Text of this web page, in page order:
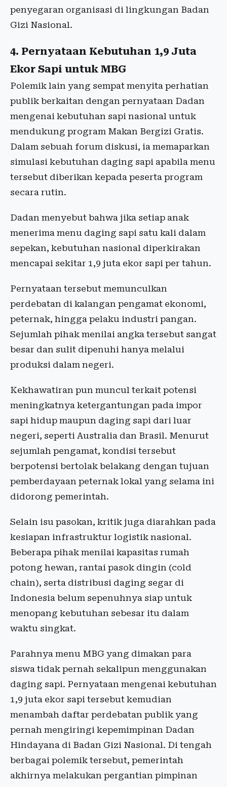
penyegaran organisasi di lingkungan Badan
Gizi Nasional.
4. Pernyataan Kebutuhan 1,9 Juta
Ekor Sapi untuk MBG
Polemik lain yang sempat menyita perhatian
publik berkaitan dengan pernyataan Dadan
mengenai kebutuhan sapi nasional untuk
mendukung program Makan Bergizi Gratis.
Dalam sebuah forum diskusi, ia memaparkan
simulasi kebutuhan daging sapi apabila menu
tersebut diberikan kepada peserta program
secara rutin.
Dadan menyebut bahwa jika setiap anak
menerima menu daging sapi satu kali dalam
sepekan, kebutuhan nasional diperkirakan
mencapai sekitar 1,9 juta ekor sapi per tahun.
Pernyataan tersebut memunculkan
perdebatan di kalangan pengamat ekonomi,
peternak, hingga pelaku industri pangan.
Sejumlah pihak menilai angka tersebut sangat
besar dan sulit dipenuhi hanya melalui
produksi dalam negeri.
Kekhawatiran pun muncul terkait potensi
meningkatnya ketergantungan pada impor
sapi hidup maupun daging sapi dari luar
negeri, seperti Australia dan Brasil. Menurut
sejumlah pengamat, kondisi tersebut
berpotensi bertolak belakang dengan tujuan
pemberdayaan peternak lokal yang selama ini
didorong pemerintah.
Selain isu pasokan, kritik juga diarahkan pada
kesiapan infrastruktur logistik nasional.
Beberapa pihak menilai kapasitas rumah
potong hewan, rantai pasok dingin (cold
chain), serta distribusi daging segar di
Indonesia belum sepenuhnya siap untuk
menopang kebutuhan sebesar itu dalam
waktu singkat.
Parahnya menu MBG yang dimakan para
siswa tidak pernah sekalipun menggunakan
daging sapi. Pernyataan mengenai kebutuhan
1,9 juta ekor sapi tersebut kemudian
menambah daftar perdebatan publik yang
pernah mengiringi kepemimpinan Dadan
Hindayana di Badan Gizi Nasional. Di tengah
berbagai polemik tersebut, pemerintah
akhirnya melakukan pergantian pimpinan